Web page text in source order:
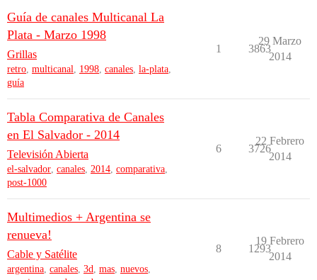
Guía de canales Multicanal La
Plata - Marzo 1998
Grillas
retro, multicanal, 1998, canales, la-plata,
guía
1 3863
29 Marzo
2014
Tabla Comparativa de Canales
en El Salvador - 2014
Televisión Abierta
el-salvador, canales, 2014, comparativa,
post-1000
6 3726
22 Febrero
2014
Multimedios + Argentina se
renueva!
Cable y Satélite
argentina, canales, 3d, mas, nuevos,
8 1293
19 Febrero
2014